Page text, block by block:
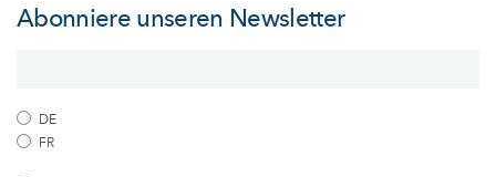
Abonniere unseren Newsletter
DE
FR